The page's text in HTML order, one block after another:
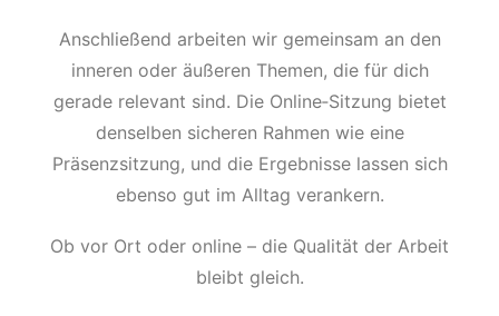
Anschließend arbeiten wir gemeinsam an den
inneren oder äußeren Themen, die für dich
gerade relevant sind. Die Online‑Sitzung bietet
denselben sicheren Rahmen wie eine
Präsenzsitzung, und die Ergebnisse lassen sich
ebenso gut im Alltag verankern.
Ob vor Ort oder online – die Qualität der Arbeit
bleibt gleich.